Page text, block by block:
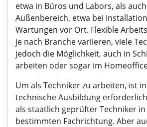
etwa in Büros und Labors, als
Außenbereich, etwa bei
Wartungen vor Ort. Flexible
je nach Branche variieren, viele
jedoch die Möglichkeit, auch in
arbeiten oder sogar im
Um als Techniker zu arbeiten, ist
technische Ausbildung
als staatlich geprüfter Techniker
bestimmten Fachrichtung. Aber